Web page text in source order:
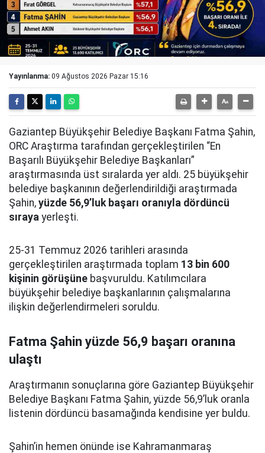
Yayınlanma: 09 Ağustos 2026 Pazar 15:16
Gaziantep Büyükşehir Belediye Başkanı Fatma Şahin,
ORC Araştırma tarafından gerçekleştirilen “En
Başarılı Büyükşehir Belediye Başkanları”
araştırmasında üst sıralarda yer aldı. 25 büyükşehir
belediye başkanının değerlendirildiği araştırmada
Şahin, yüzde 56,9’luk başarı oranıyla dördüncü
sıraya yerleşti.
25-31 Temmuz 2026 tarihleri arasında
gerçekleştirilen araştırmada toplam 13 bin 600
kişinin görüşüne başvuruldu. Katılımcılara
büyükşehir belediye başkanlarının çalışmalarına
ilişkin değerlendirmeleri soruldu.
Fatma Şahin yüzde 56,9 başarı oranına
ulaştı
Araştırmanın sonuçlarına göre Gaziantep Büyükşehir
Belediye Başkanı Fatma Şahin, yüzde 56,9’luk oranla
listenin dördüncü basamağında kendisine yer buldu.
Şahin’in hemen önünde ise Kahramanmaraş